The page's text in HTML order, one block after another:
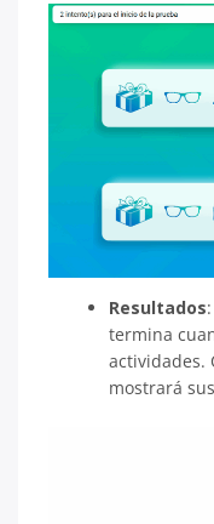
Resultados
termina
actividades.
mostrará